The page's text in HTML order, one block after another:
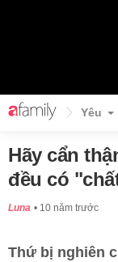
Yêu
Hãy cẩn
đều có
Luna 10 năm trước
Thứ bị nghiên